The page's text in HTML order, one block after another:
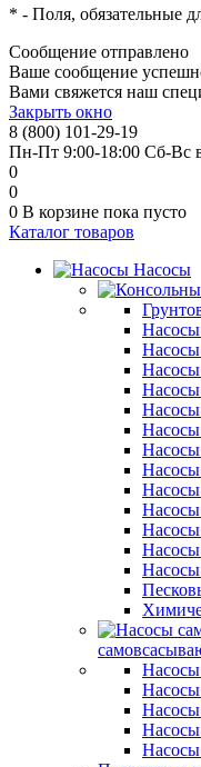
* - Поля, обязательные
Сообщение отправлено
Ваше сообщение
Вами свяжется наш
Закрыть окно
8 (800) 101-29-19
Пн-Пт 9:00-18:00 Сб-Вс
0
0
0 В корзине пока пусто
Каталог товаров
Насосы